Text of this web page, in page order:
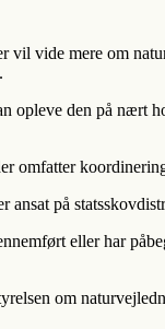
vide mere om
opleve den på nært
omfatter
på
eller har
om